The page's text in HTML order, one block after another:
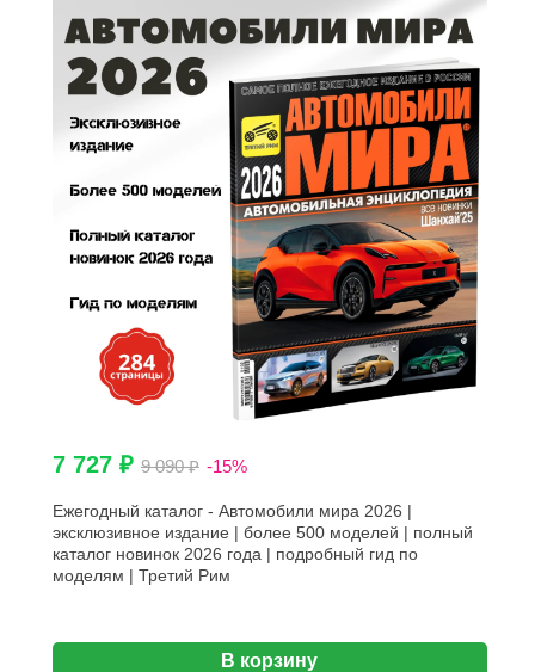
7 727 ₽ 9 090 ₽ -15%
Ежегодный каталог - Автомобили мира 2026 |
эксклюзивное издание | более 500 моделей | полный
каталог новинок 2026 года | подробный гид по
моделям | Третий Рим
В корзину